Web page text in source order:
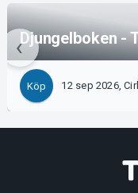
Djungelboken -
Köp 12 sep 2026,